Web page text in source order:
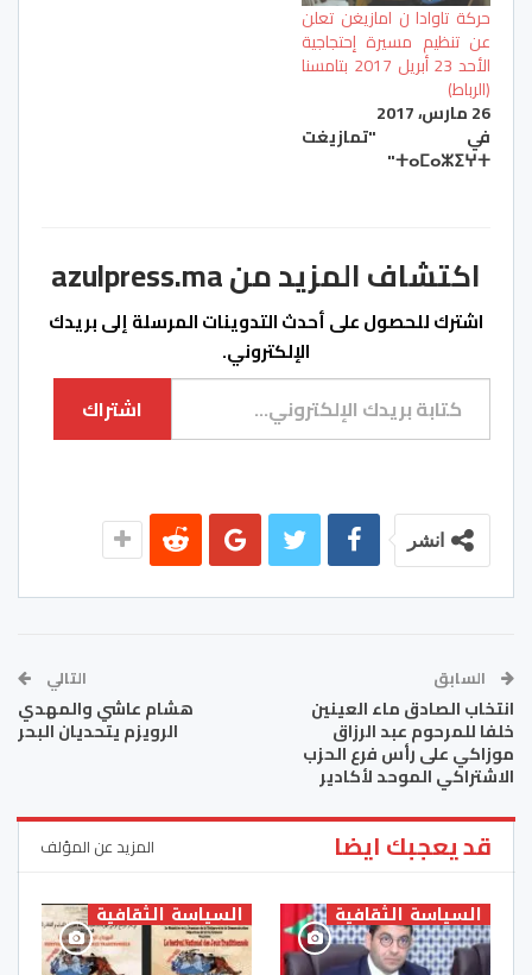
حركة تاوادا ن امازيغن تعلن
عن تنظيم مسيرة إحتجاجية
الأحد 23 أبريل 2017 بتامسنا
(الرباط)
26 مارس، 2017
في "تمازيغت
ⵜⴰⵎⴰⵣⵉⵖⵜ"
اكتشاف المزيد من azulpress.ma
اشترك للحصول على أحدث التدوينات المرسلة إلى بريدك
الإلكتروني.
كتابة بريدك الإلكتروني...
اشتراك
انشر
السابق
انتخاب الصادق ماء العينين
خلفا للمرحوم عبد الرزاق
موزاكي على رأس فرع الحزب
الاشتراكي الموحد لأكادير
التالي
هشام عاشي والمهدي
الرويزم يتحديان البحر
قد يعجبك ايضا المزيد عن المؤلف
السياسة الثقافية السياسة الثقافية